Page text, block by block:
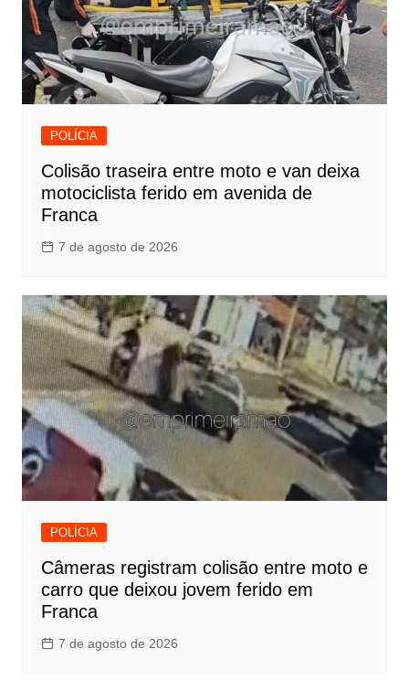
POLÍCIA
Colisão traseira entre moto e van deixa
motociclista ferido em avenida de
Franca
7 de agosto de 2026
POLÍCIA
Câmeras registram colisão entre moto e
carro que deixou jovem ferido em
Franca
7 de agosto de 2026